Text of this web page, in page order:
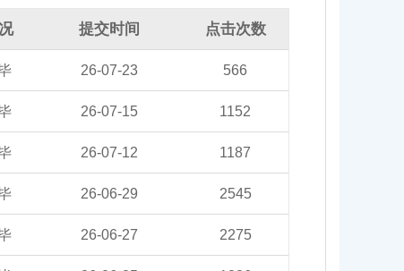
提交时间 点击次数
26-07-23 566
26-07-15 1152
26-07-12 1187
26-06-29 2545
26-06-27 2275